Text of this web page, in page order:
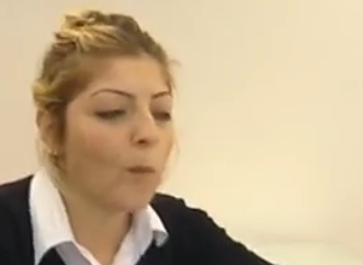
Çerezler, web-sitelerinin, kullanıcıların deneyimlerini daha
metin dosyalarıdır. Yasalara göre, bu sitenin işletilmesi için
yerleştirebiliyoruz. Diğer çerez türleri için sizden izin
kullanmaktadır. Bazı çerezler, sayfalarımızda yer alan
alanlar için geçerlidir: web.tv
Gerekli 8
Gerekli çerezler, sayfada
erişim gibi temel işlevleri
getirilmesine yardımcı
Adı
GDPR
Üçüncü Parti 10